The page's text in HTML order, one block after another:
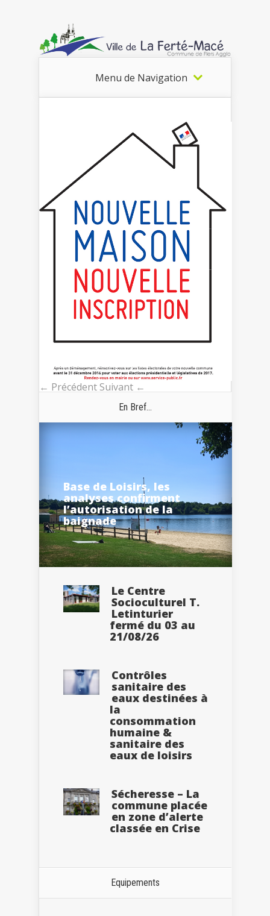
Menu de Navigation
← Précédent Suivant ←
En Bref...
Base de Loisirs, les
analyses confirment
l’autorisation de la
baignade
Le Centre
Socioculturel T.
Letinturier
fermé du 03 au
21/08/26
Contrôles
sanitaire des
eaux destinées à
la
consommation
humaine &
sanitaire des
eaux de loisirs
Sécheresse – La
commune placée
en zone d’alerte
classée en Crise
Equipements